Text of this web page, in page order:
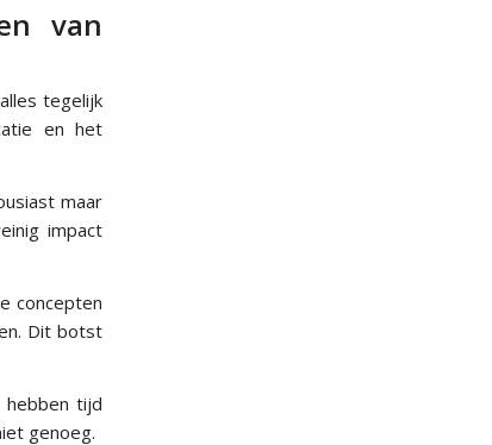
van
tegelijk
en het
maar
impact
concepten
Dit botst
hebben tijd
genoeg.